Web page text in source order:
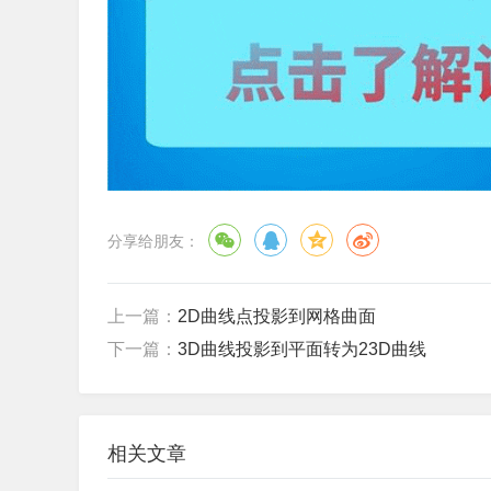
分享给朋友：
上一篇： 2D曲线点投影到网格曲面
下一篇： 3D曲线投影到平面转为23D曲线
相关文章